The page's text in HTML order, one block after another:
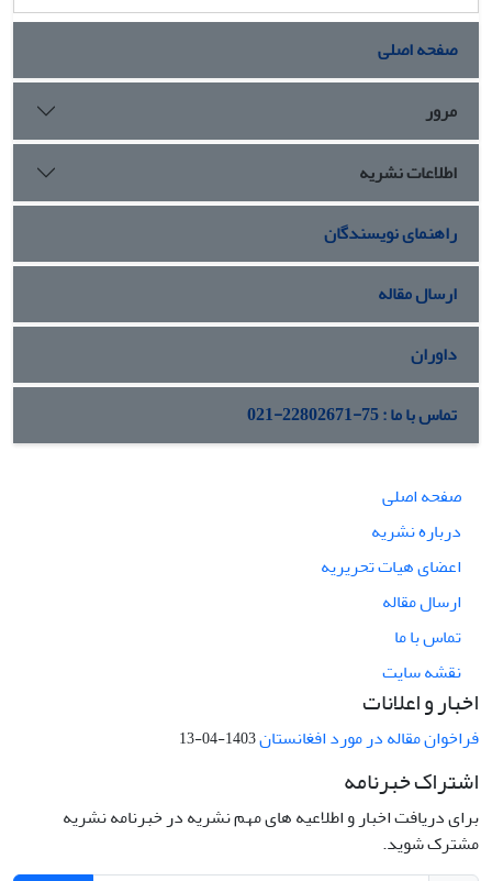
صفحه اصلی
مرور
اطلاعات نشریه
راهنمای نویسندگان
ارسال مقاله
داوران
تماس با ما : 75-22802671-021
صفحه اصلی
درباره نشریه
اعضای هیات تحریریه
ارسال مقاله
تماس با ما
نقشه سایت
اخبار و اعلانات
فراخوان مقاله در مورد افغانستان1403-04-13
اشتراک خبرنامه
برای دریافت اخبار و اطلاعیه های مهم نشریه در خبرنامه نشریه
مشترک شوید.